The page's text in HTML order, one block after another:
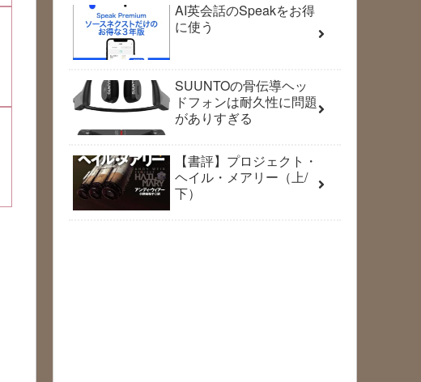
AI英会話のSpeakをお得
に使う
SUUNTOの骨伝導ヘッ
ドフォンは耐久性に問題
がありすぎる
【書評】プロジェクト・
ヘイル・メアリー（上/
下）